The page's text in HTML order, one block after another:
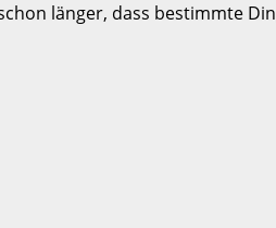
länger, dass bestimmte